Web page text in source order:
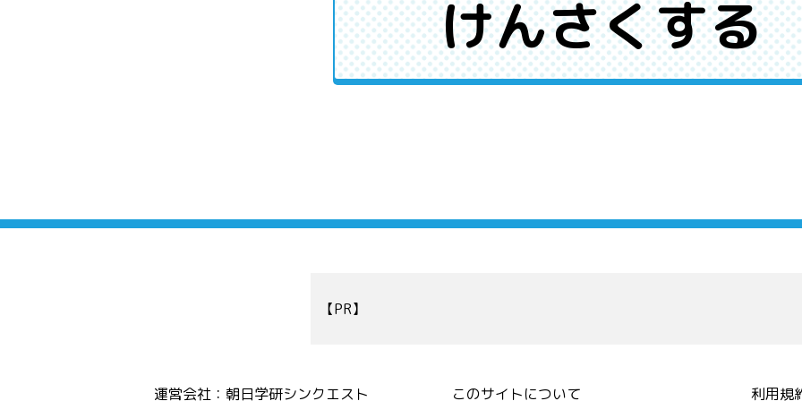
けんさくする
【PR】
運営会社：朝日学研シンクエスト このサイトについて 利用規